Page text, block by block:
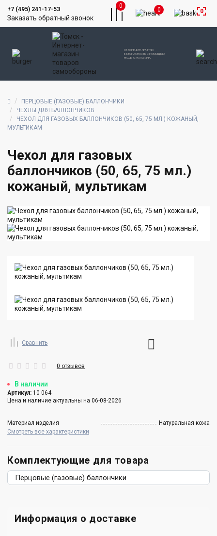
+7 (495) 241-17-53
Заказать обратный звонок
ОБЕСПЕЧЬТЕ ЛИЧНУЮ
БЕЗОПАСНОСТЬ С ПОМОЩЬЮ
НАШЕГО МАГАЗИНА
0
0 0
ПЕРЦОВЫЕ (ГАЗОВЫЕ) БАЛЛОНЧИКИ
ЧЕХЛЫ ДЛЯ БАЛЛОНЧИКОВ
ЧЕХОЛ ДЛЯ ГАЗОВЫХ БАЛЛОНЧИКОВ (50, 65, 75 МЛ.) КОЖАНЫЙ,
МУЛЬТИКАМ
Чехол для газовых
баллончиков (50, 65, 75 мл.)
кожаный, мультикам
Сравнить
0 отзывов
В наличии
Артикул: 10-064
Цена и наличие актуальны на 06-08-2026
Материал изделия
Натуральная кожа
Смотреть все характеристики
Комплектующие для товара
Перцовые (газовые) баллончики
Информация о доставке